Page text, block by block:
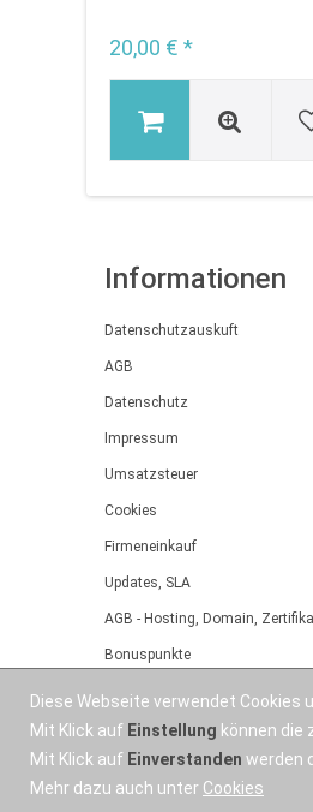
20,00 € *
Informationen
Datenschutzauskuft
AGB
Datenschutz
Impressum
Umsatzsteuer
Cookies
Firmeneinkauf
Updates, SLA
AGB - Hosting, Domain,
Bonuspunkte
Angebot
Installationsservice
OSWorX © 2026
Diese Webseite verwendet Cookies
Mit Klick auf Einstellung können die
Mit Klick auf Einverstanden werden
Mehr dazu auch unter Cookies